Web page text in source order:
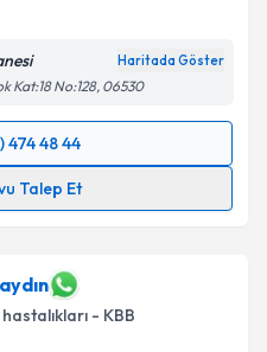
ilişkin
kabul ediyorum.
Gönder
Haritada Göster
Kat:18 No:128, 06530
474 48 44
Talep Et
posta ile bilgilendireceğiz.
- KBB